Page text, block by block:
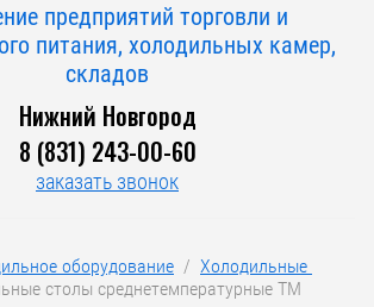
предприятий торговли и
питания, холодильных камер,
складов
Нижний Новгород
8 (831) 243-00-60
заказать звонок
оборудование
  /
Холодильные
столы среднетемпературные TM